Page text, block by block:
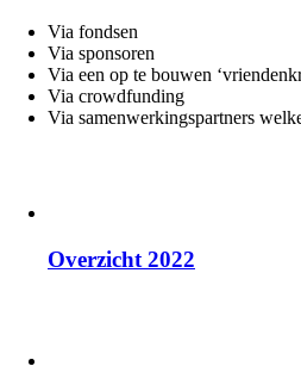
Via fondsen
Via sponsoren
Via een op te bouwen
Via crowdfunding
Via samenwerkingspartners
Overzicht 2022